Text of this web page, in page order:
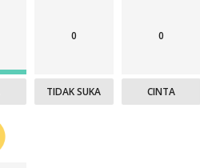
0
TIDAK SUKA
0
CINTA